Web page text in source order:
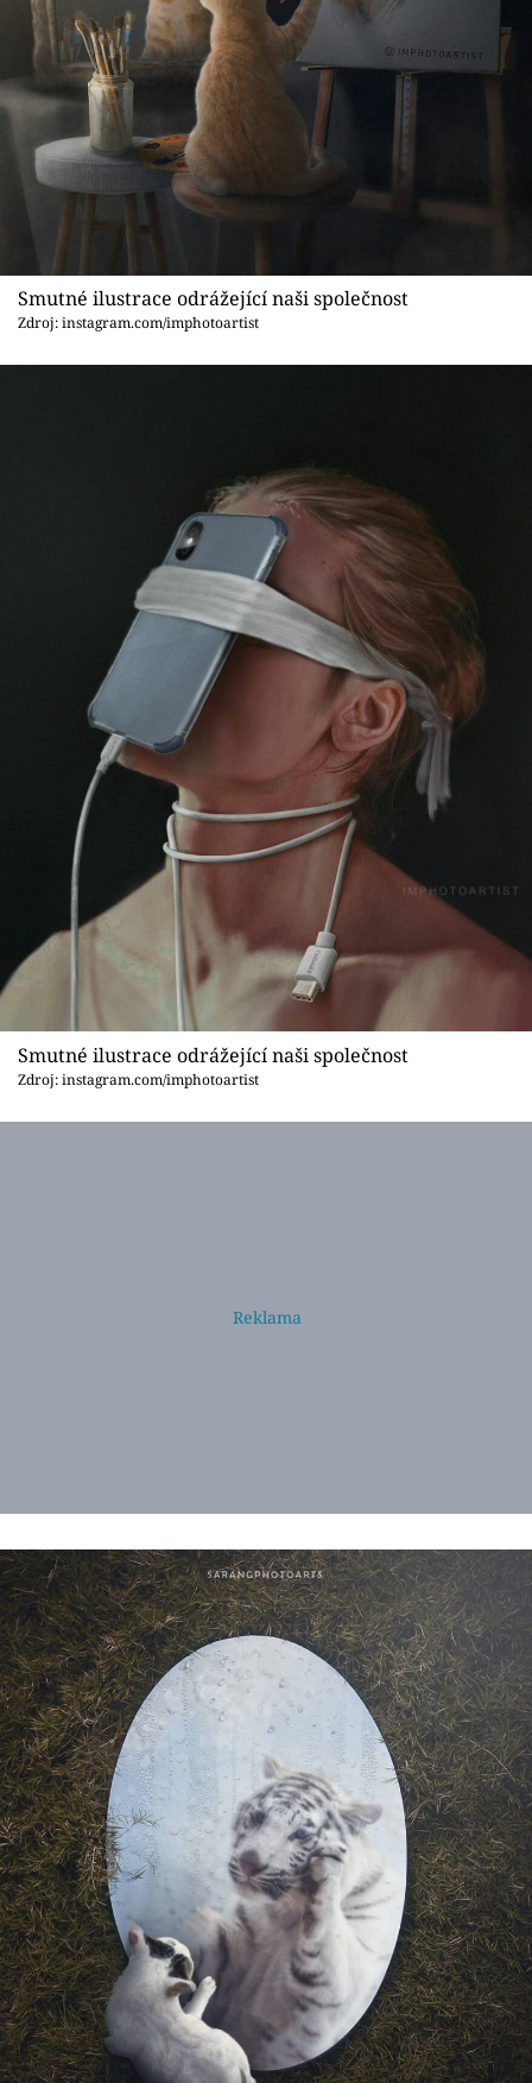
Videa
Sledujte prima+
Přihlášení
Sledujte nás
Smutné ilustrace odrážející naši společnost
Zdroj: instagram.com/imphotoartist
Smutné ilustrace odrážející naši společnost
Zdroj: instagram.com/imphotoartist